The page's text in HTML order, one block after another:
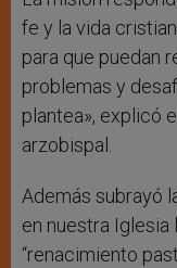
fe y la vida
para que puedan
problemas y
plantea», explicó
arzobispal.
Además subrayó
en nuestra Iglesia
“renacimiento